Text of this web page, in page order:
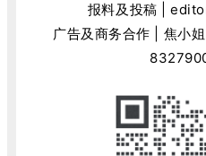
报料及投稿 |
广告及商务合作 | 焦小姐